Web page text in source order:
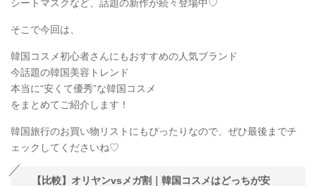
シートマスクなど、話題の新作が続々登場中♡
そこで今回は、
韓国コスメ初心者さんにもおすすめの人気ブランド
今話題の韓国美容トレンド
本当に“安くて優秀”な韓国コスメ
をまとめてご紹介します！
韓国旅行のお買い物リストにもぴったりなので、ぜひ最後までチ
ェックしてくださいね♡
【比較】オリヤンvsメガ割｜韓国コスメはどっちが安